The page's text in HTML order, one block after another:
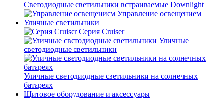
Светодиодные светильники встраиваемые Downlight
Управление освещением
Уличные светильники
Серия Cruiser
Уличные
светодиодные светильники
Уличные светодиодные светильники на солнечных
батареях
Щитовое оборудование и аксессуары